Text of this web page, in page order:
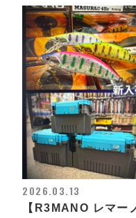
2026.03.13
【R3MANO レマ